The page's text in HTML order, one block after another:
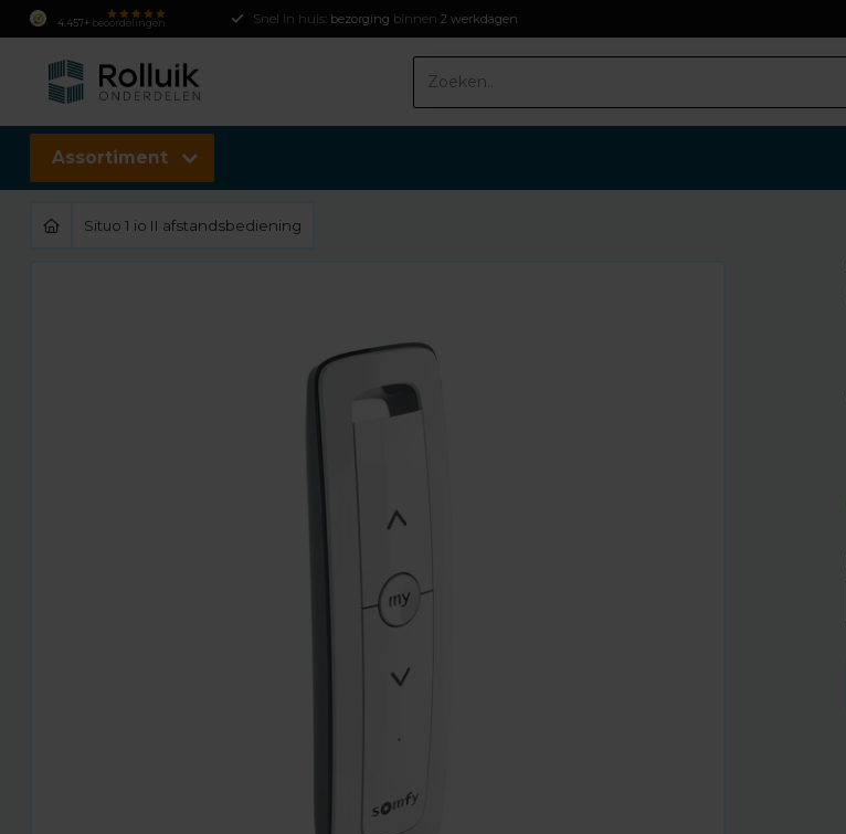
4.457+ beoordelingen Snel in huis: bezorging binnen 2 werkdagen
Assortiment
Situo 1 io II afstandsbediening